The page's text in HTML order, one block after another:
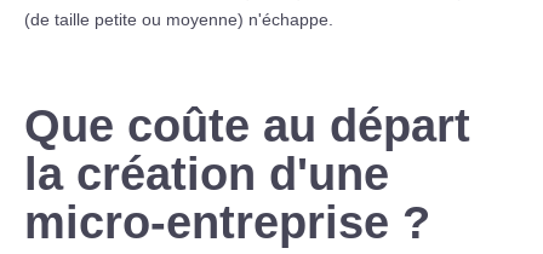
(de taille petite ou moyenne) n'échappe.
Que coûte au départ
la création d'une
micro-entreprise ?